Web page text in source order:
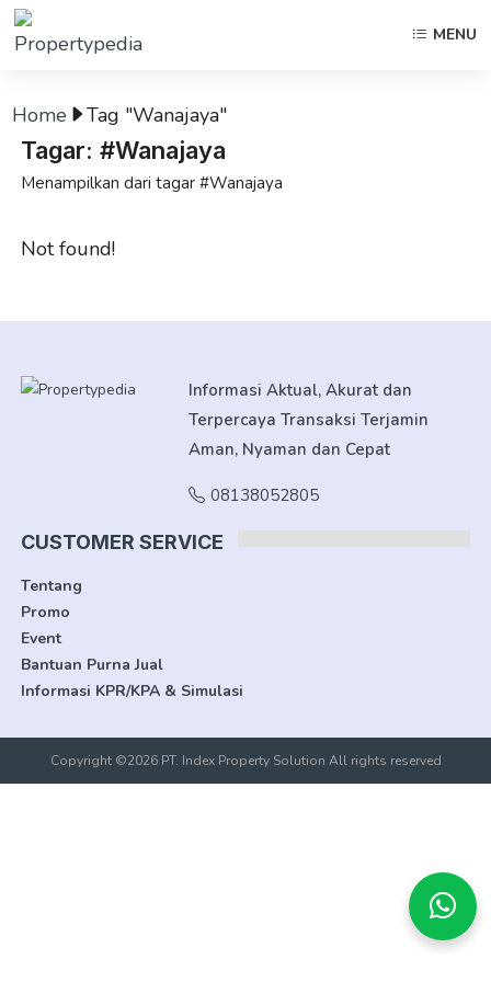
MENU
Home Tag "Wanajaya"
Tagar: #Wanajaya
Menampilkan dari tagar #Wanajaya
Not found!
Informasi Aktual, Akurat dan
Terpercaya Transaksi Terjamin
Aman, Nyaman dan Cepat
08138052805
CUSTOMER SERVICE
Tentang
Promo
Event
Bantuan Purna Jual
Informasi KPR/KPA & Simulasi
Copyright ©2026 PT. Index Property Solution All rights reserved